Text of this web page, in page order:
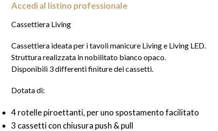
Accedi al listino professionale
Cassettiera Living
Cassettiera ideata per i tavoli manicure Living e Living LED.
Struttura realizzata in nobilitato bianco opaco.
Disponibili 3 differenti finiture dei cassetti.
Dotata di:
4 rotelle piroettanti, per uno spostamento facilitato
3 cassetti con chiusura push & pull